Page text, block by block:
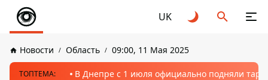
UK
Новости Область 09:00, 11 Мая 2025
ТОПТЕМА: В Днепре с 1 июля официально подняли